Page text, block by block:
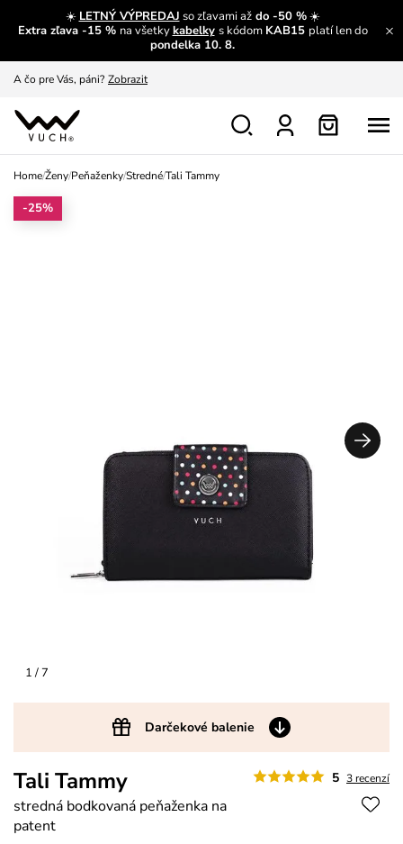
☀️ LETNÝ VÝPREDAJ so zľavami aždo -50 %☀️
Extra zľava -15 % na všetkykabelky s kódom KAB15 platí len do
pondelka 10. 8.
A čo sa inde nedozvieš? Prečítať viac
A čo pre Vás, páni? Zobrazit
Nech sa inšpirovať
Výmena a vrátenie zadarmo
Home/Ženy/Peňaženky/Stredné/Tali Tammy
1/ 7
Darčekové balenie
-25%
5 3 recenzí
Tali Tammy
stredná bodkovaná peňaženka na
patent